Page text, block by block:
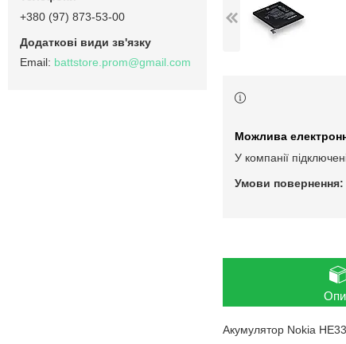
У компанії
Акумулятор Nokia
+380 (97) 873-53-00
battstore.prom@gmail.com